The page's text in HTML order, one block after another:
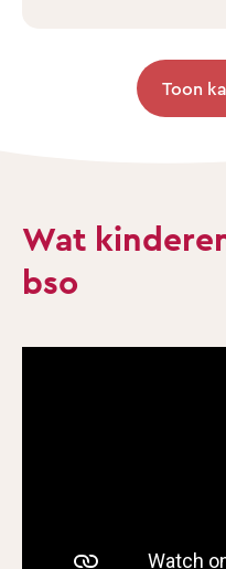
Toon
Wat
bso